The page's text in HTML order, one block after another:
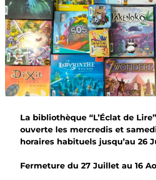
La bibliothèque “L’Éclat de
ouverte les mercredis et
horaires habituels jusqu’au 26
Fermeture du 27 Juillet au 16